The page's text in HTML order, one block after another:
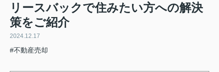
リースバックで住みたい方への解決
策をご紹介
2024.12.17
#不動産売却